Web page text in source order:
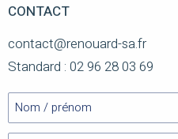
CONTACT
contact@renouard-sa.fr
Standard : 02 96 28 03 69